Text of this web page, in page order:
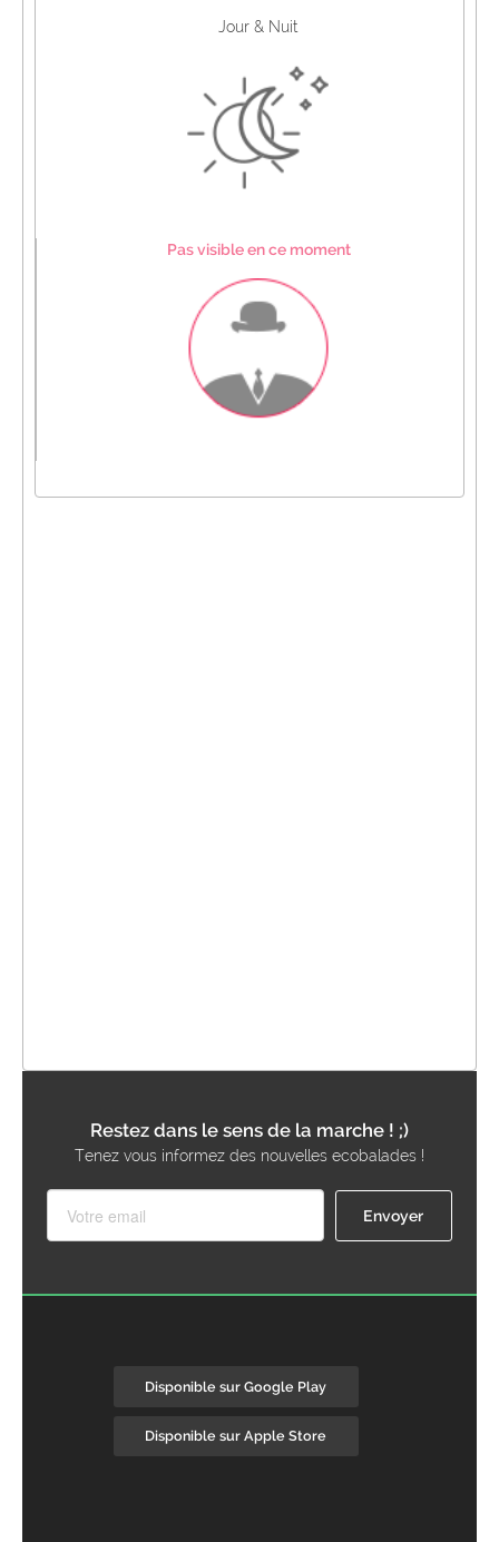
Jour & Nuit
Pas visible en ce moment
Restez dans le sens de la marche ! ;)
Tenez vous informez des nouvelles ecobalades !
Disponible sur Google Play
Disponible sur Apple Store